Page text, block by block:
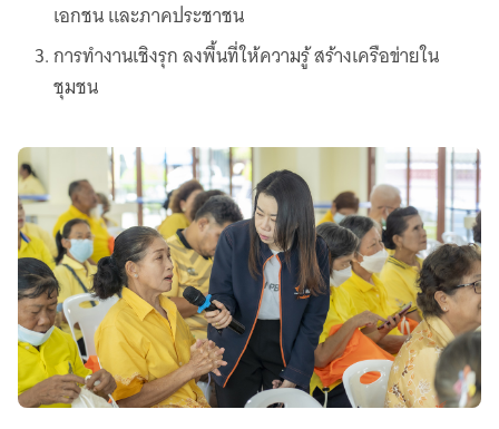
เอกชน และภาคประชาชน
การทำงานเชิงรุก ลงพื้นที่ให้ความรู้ สร้างเครือข่ายใน
ชุมชน